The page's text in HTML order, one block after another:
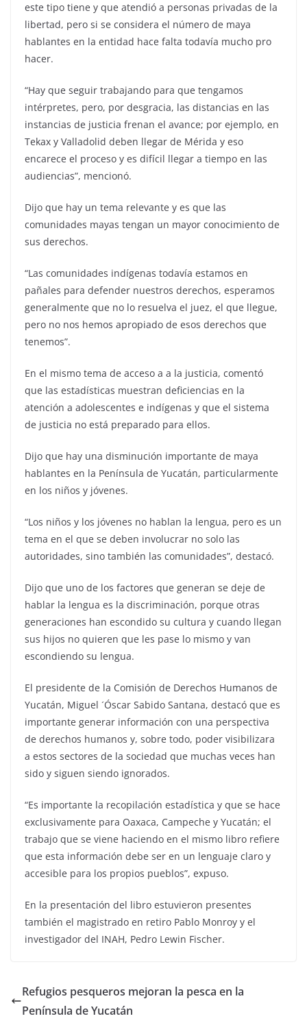
este tipo tiene y que atendió a personas privadas de la
libertad, pero si se considera el número de maya
hablantes en la entidad hace falta todavía mucho pro
hacer.
“Hay que seguir trabajando para que tengamos
intérpretes, pero, por desgracia, las distancias en las
instancias de justicia frenan el avance; por ejemplo, en
Tekax y Valladolid deben llegar de Mérida y eso
encarece el proceso y es difícil llegar a tiempo en las
audiencias”, mencionó.
Dijo que hay un tema relevante y es que las
comunidades mayas tengan un mayor conocimiento de
sus derechos.
“Las comunidades indígenas todavía estamos en
pañales para defender nuestros derechos, esperamos
generalmente que no lo resuelva el juez, el que llegue,
pero no nos hemos apropiado de esos derechos que
tenemos”.
En el mismo tema de acceso a a la justicia, comentó
que las estadísticas muestran deficiencias en la
atención a adolescentes e indígenas y que el sistema
de justicia no está preparado para ellos.
Dijo que hay una disminución importante de maya
hablantes en la Península de Yucatán, particularmente
en los niños y jóvenes.
“Los niños y los jóvenes no hablan la lengua, pero es un
tema en el que se deben involucrar no solo las
autoridades, sino también las comunidades”, destacó.
Dijo que uno de los factores que generan se deje de
hablar la lengua es la discriminación, porque otras
generaciones han escondido su cultura y cuando llegan
sus hijos no quieren que les pase lo mismo y van
escondiendo su lengua.
El presidente de la Comisión de Derechos Humanos de
Yucatán, Miguel ´Óscar Sabido Santana, destacó que es
importante generar información con una perspectiva
de derechos humanos y, sobre todo, poder visibilizara
a estos sectores de la sociedad que muchas veces han
sido y siguen siendo ignorados.
“Es importante la recopilación estadística y que se hace
exclusivamente para Oaxaca, Campeche y Yucatán; el
trabajo que se viene haciendo en el mismo libro refiere
que esta información debe ser en un lenguaje claro y
accesible para los propios pueblos”, expuso.
En la presentación del libro estuvieron presentes
también el magistrado en retiro Pablo Monroy y el
investigador del INAH, Pedro Lewin Fischer.
Refugios pesqueros mejoran la pesca en la
Península de Yucatán